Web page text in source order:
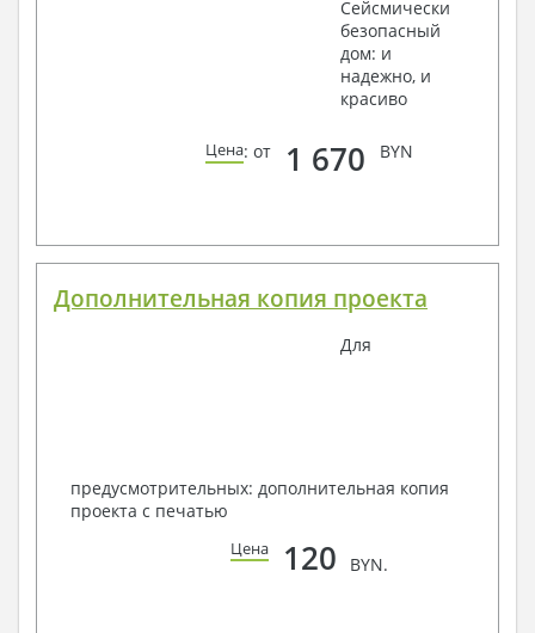
Сейсмически
безопасный
дом: и
надежно, и
красиво
Цена: от 1 670 BYN
Дополнительная копия проекта
Для
предусмотрительных: дополнительная копия
проекта с печатью
Цена 120 BYN.